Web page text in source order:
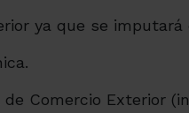
ya que se
Comercio Exterior